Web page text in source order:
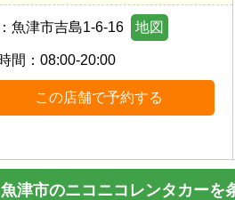
魚津市吉島1-6-16 地図
間： 08:00-20:00
この店舗で予約する
魚津市のニコニコレンタカーを